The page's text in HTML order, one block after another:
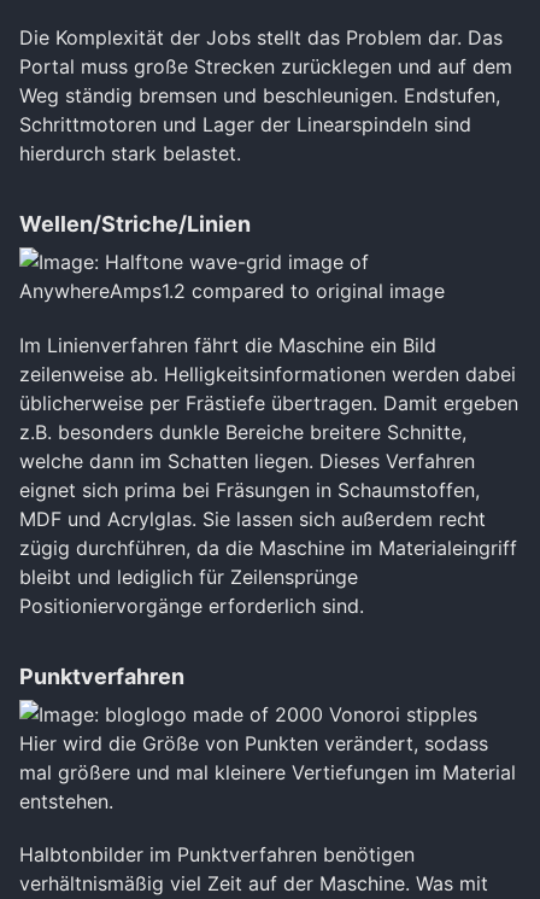
Die Komplexität der Jobs stellt das Problem dar. Das
Portal muss große Strecken zurücklegen und auf dem
Weg ständig bremsen und beschleunigen. Endstufen,
Schrittmotoren und Lager der Linearspindeln sind
hierdurch stark belastet.
Wellen/Striche/Linien
Im Linienverfahren fährt die Maschine ein Bild
zeilenweise ab. Helligkeitsinformationen werden dabei
üblicherweise per Frästiefe übertragen. Damit ergeben
z.B. besonders dunkle Bereiche breitere Schnitte,
welche dann im Schatten liegen. Dieses Verfahren
eignet sich prima bei Fräsungen in Schaumstoffen,
MDF und Acrylglas. Sie lassen sich außerdem recht
zügig durchführen, da die Maschine im Materialeingriff
bleibt und lediglich für Zeilensprünge
Positioniervorgänge erforderlich sind.
Punktverfahren
Hier wird die Größe von Punkten verändert, sodass
mal größere und mal kleinere Vertiefungen im Material
entstehen.
Halbtonbilder im Punktverfahren benötigen
verhältnismäßig viel Zeit auf der Maschine. Was mit